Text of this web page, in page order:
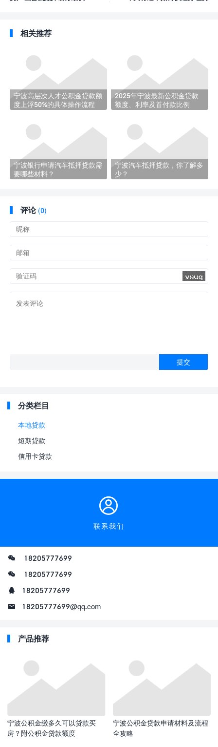
相关推荐
宁波高层次人才公积金贷款额
度上浮50%的具体操作流程
2025年宁波最新公积金贷款
额度、利率及首付款比例
宁波银行申请汽车抵押贷款需
要哪些材料？
宁波汽车抵押贷款，你了解多
少？
评论 (0)
分类栏目
本地贷款
短期贷款
信用卡贷款
联系我们
18205777699
18205777699
18205777699
18205777699@qq.com
产品推荐
宁波公积金缴多久可以贷款买
房？附公积金贷款额度
宁波公积金贷款申请材料及流程
全攻略